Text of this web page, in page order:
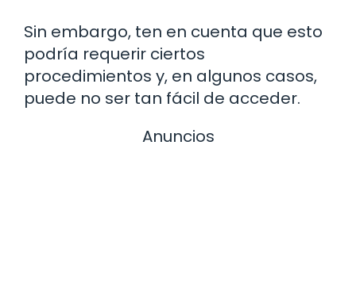
Sin embargo, ten en cuenta que esto
podría requerir ciertos
procedimientos y, en algunos casos,
puede no ser tan fácil de acceder.
Anuncios